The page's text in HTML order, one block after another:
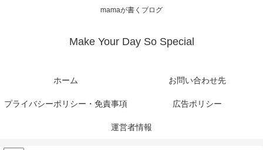
mamaが書くブログ
Make Your Day So Special
ホーム お問い合わせ先
プライバシーポリシー・免責事項 広告ポリシー
運営者情報